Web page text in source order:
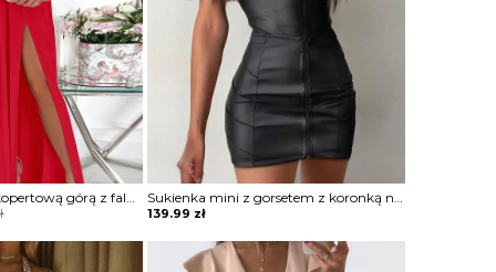
Sukienka maxi z kopertową górą z falbankami Sukienka mini z gorsetem z koronką na zamek
139.99 zł